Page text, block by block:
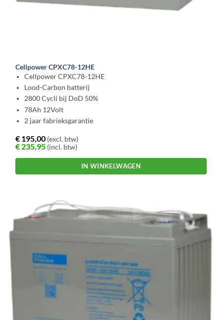
Cellpower CPXC78-12HE
Cellpower CPXC78-12HE
Lood-Carbon batterij
2800 Cycli bij DoD 50%
78Ah 12Volt
2 jaar fabrieksgarantie
€ 195,00 (excl. btw)
€ 235,95 (incl. btw)
IN WINKELWAGEN